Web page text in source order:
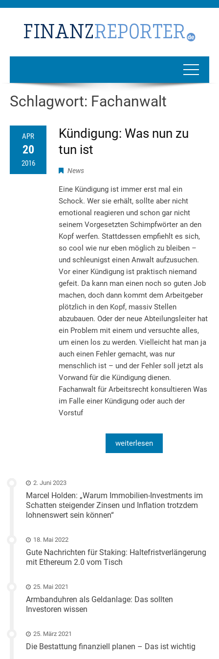
Schlagwort: Fachanwalt
APR
20
2016
Kündigung: Was nun zu
tun ist
News
Eine Kündigung ist immer erst mal ein
Schock. Wer sie erhält, sollte aber nicht
emotional reagieren und schon gar nicht
seinem Vorgesetzten Schimpfwörter an den
Kopf werfen. Stattdessen empfiehlt es sich,
so cool wie nur eben möglich zu bleiben –
und schleunigst einen Anwalt aufzusuchen.
Vor einer Kündigung ist praktisch niemand
gefeit. Da kann man einen noch so guten Job
machen, doch dann kommt dem Arbeitgeber
plötzlich in den Kopf, massiv Stellen
abzubauen. Oder der neue Abteilungsleiter hat
ein Problem mit einem und versuchte alles,
um einen los zu werden. Vielleicht hat man ja
auch einen Fehler gemacht, was nur
menschlich ist – und der Fehler soll jetzt als
Vorwand für die Kündigung dienen.
Fachanwalt für Arbeitsrecht konsultieren Was
im Falle einer Kündigung oder auch der
Vorstuf
weiterlesen
2. Juni 2023
Marcel Holden: „Warum Immobilien-Investments im
Schatten steigender Zinsen und Inflation trotzdem
lohnenswert sein können“
18. Mai 2022
Gute Nachrichten für Staking: Haltefristverlängerung
mit Ethereum 2.0 vom Tisch
25. Mai 2021
Armbanduhren als Geldanlage: Das sollten
Investoren wissen
25. März 2021
Die Bestattung finanziell planen – Das ist wichtig